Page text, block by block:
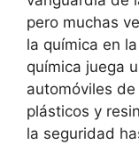
pero muchas
la química en
química juega
automóviles
plásticos y
la seguridad